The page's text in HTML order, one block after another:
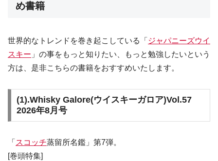
め書籍
世界的なトレンドを巻き起こしている「 ジャパニーズウイ
スキー 」の事をもっと知りたい、もっと勉強したいという
方は、是非こちらの書籍をおすすめいたします。
(1).Whisky Galore(ウイスキーガロア)Vol.57
2026年8月号
「 スコッチ蒸留所名鑑」第7弾。
[巻頭特集]